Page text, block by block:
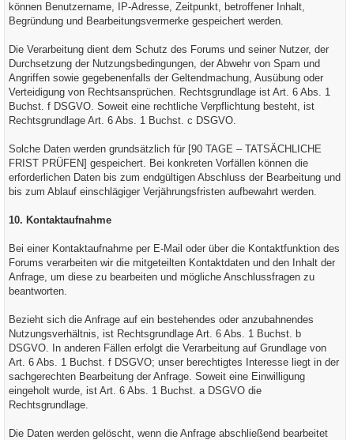
können Benutzername, IP-Adresse, Zeitpunkt, betroffener Inhalt,
Begründung und Bearbeitungsvermerke gespeichert werden.
Die Verarbeitung dient dem Schutz des Forums und seiner Nutzer, der
Durchsetzung der Nutzungsbedingungen, der Abwehr von Spam und
Angriffen sowie gegebenenfalls der Geltendmachung, Ausübung oder
Verteidigung von Rechtsansprüchen. Rechtsgrundlage ist Art. 6 Abs. 1
Buchst. f DSGVO. Soweit eine rechtliche Verpflichtung besteht, ist
Rechtsgrundlage Art. 6 Abs. 1 Buchst. c DSGVO.
Solche Daten werden grundsätzlich für [90 TAGE – TATSÄCHLICHE
FRIST PRÜFEN] gespeichert. Bei konkreten Vorfällen können die
erforderlichen Daten bis zum endgültigen Abschluss der Bearbeitung und
bis zum Ablauf einschlägiger Verjährungsfristen aufbewahrt werden.
10. Kontaktaufnahme
Bei einer Kontaktaufnahme per E-Mail oder über die Kontaktfunktion des
Forums verarbeiten wir die mitgeteilten Kontaktdaten und den Inhalt der
Anfrage, um diese zu bearbeiten und mögliche Anschlussfragen zu
beantworten.
Bezieht sich die Anfrage auf ein bestehendes oder anzubahnendes
Nutzungsverhältnis, ist Rechtsgrundlage Art. 6 Abs. 1 Buchst. b
DSGVO. In anderen Fällen erfolgt die Verarbeitung auf Grundlage von
Art. 6 Abs. 1 Buchst. f DSGVO; unser berechtigtes Interesse liegt in der
sachgerechten Bearbeitung der Anfrage. Soweit eine Einwilligung
eingeholt wurde, ist Art. 6 Abs. 1 Buchst. a DSGVO die
Rechtsgrundlage.
Die Daten werden gelöscht, wenn die Anfrage abschließend bearbeitet